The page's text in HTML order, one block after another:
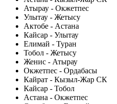
Атырау - Окжетпес
Улытау - Жетысу
Актобе - Астана
Кайсар - Улытау
Елимай - Туран
Тобол - Жетысу
Женис - Атырау
Окжетпес - Ордабасы
Кайрат - Кызыл-Жар СК
Кайсар - Тобол
Астана - Окжетпес